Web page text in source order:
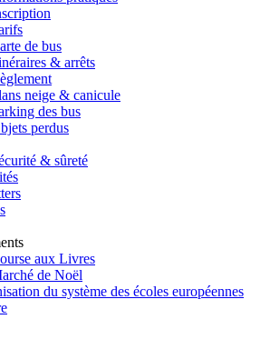
de bus
& arrêts
neige & canicule
des bus
perdus
& sûreté
aux Livres
de Noël
du système des écoles européennes